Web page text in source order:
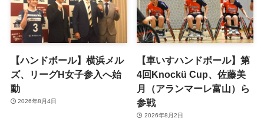
【ハンドボール】横浜メル
ズ、リーグH女子参入へ始
動
2026年8月4日
【車いすハンドボール】第
4回Knockü Cup、佐藤美
月（アランマーレ富山）ら
参戦
2026年8月2日